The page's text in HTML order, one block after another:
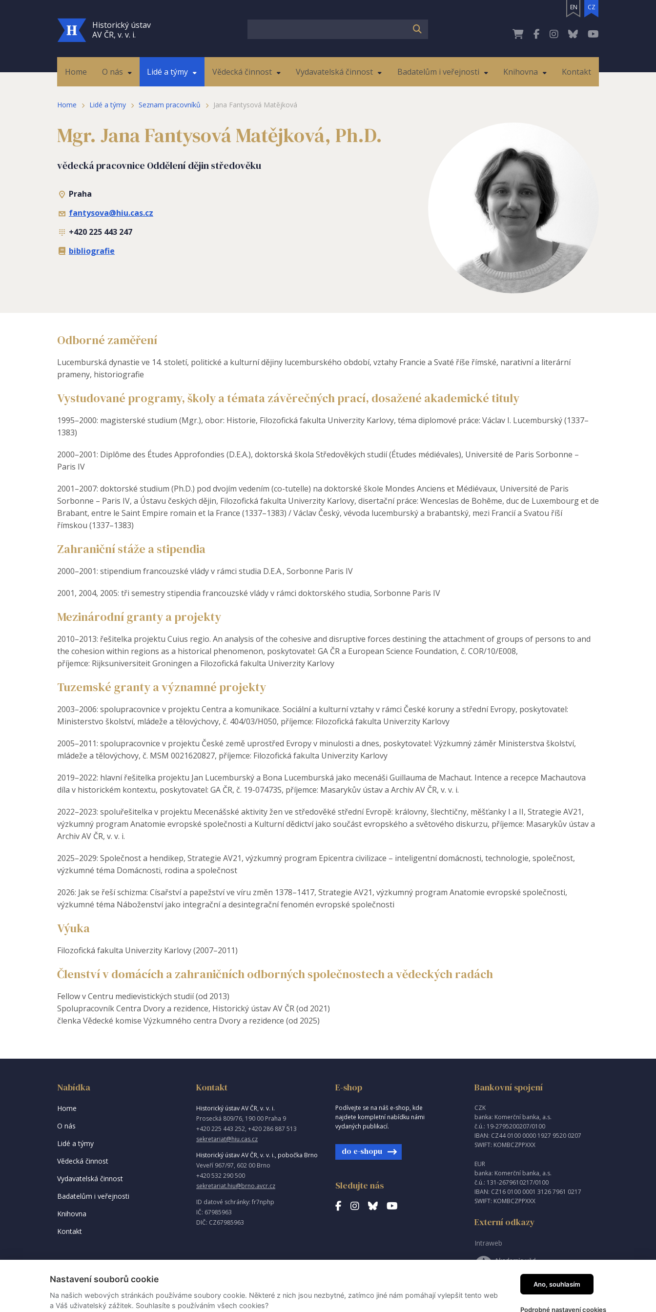
Historický ústav
AV ČR, v. v. i.
EN CZ
Home O nás Lidé a týmy Vědecká činnost Vydavatelská činnost Badatelům i veřejnosti Knihovna Kontakt
Home Lidé a týmy Seznam pracovníků Jana Fantysová Matějková
Mgr. Jana Fantysová Matějková, Ph.D.
vědecká pracovnice Oddělení dějin středověku
Praha
fantysova@hiu.cas.cz
+420 225 443 247
bibliografie
Odborné zaměření
Lucemburská dynastie ve 14. století, politické a kulturní dějiny lucemburského období, vztahy Francie a Svaté říše římské, narativní a literární
prameny, historiografie
Vystudované programy, školy a témata závěrečných prací, dosažené akademické tituly
1995–2000: magisterské studium (Mgr.), obor: Historie, Filozofická fakulta Univerzity Karlovy, téma diplomové práce: Václav I. Lucemburský (1337–
1383)
2000–2001: Diplôme des Études Approfondies (D.E.A.), doktorská škola Středověkých studií (Études médiévales), Université de Paris Sorbonne –
Paris IV
2001–2007: doktorské studium (Ph.D.) pod dvojím vedením (co-tutelle) na doktorské škole Mondes Anciens et Médiévaux, Université de Paris
Sorbonne – Paris IV, a Ústavu českých dějin, Filozofická fakulta Univerzity Karlovy, disertační práce: Wenceslas de Bohême, duc de Luxembourg et de
Brabant, entre le Saint Empire romain et la France (1337–1383) / Václav Český, vévoda lucemburský a brabantský, mezi Francií a Svatou říší
římskou (1337–1383)
Zahraniční stáže a stipendia
2000–2001: stipendium francouzské vlády v rámci studia D.E.A., Sorbonne Paris IV
2001, 2004, 2005: tři semestry stipendia francouzské vlády v rámci doktorského studia, Sorbonne Paris IV
Mezinárodní granty a projekty
2010–2013: řešitelka projektu Cuius regio. An analysis of the cohesive and disruptive forces destining the attachment of groups of persons to and
the cohesion within regions as a historical phenomenon, poskytovatel: GA ČR a European Science Foundation, č. COR/10/E008,
příjemce: Rijksuniversiteit Groningen a Filozofická fakulta Univerzity Karlovy
Tuzemské granty a významné projekty
2003–2006: spolupracovnice v projektu Centra a komunikace. Sociální a kulturní vztahy v rámci České koruny a střední Evropy, poskytovatel:
Ministerstvo školství, mládeže a tělovýchovy, č. 404/03/H050, příjemce: Filozofická fakulta Univerzity Karlovy
2005–2011: spolupracovnice v projektu České země uprostřed Evropy v minulosti a dnes, poskytovatel: Výzkumný záměr Ministerstva školství,
mládeže a tělovýchovy, č. MSM 0021620827, příjemce: Filozofická fakulta Univerzity Karlovy
2019–2022: hlavní řešitelka projektu Jan Lucemburský a Bona Lucemburská jako mecenáši Guillauma de Machaut. Intence a recepce Machautova
díla v historickém kontextu, poskytovatel: GA ČR, č. 19-07473S, příjemce: Masarykův ústav a Archiv AV ČR, v. v. i.
2022–2023: spoluřešitelka v projektu Mecenášské aktivity žen ve středověké střední Evropě: královny, šlechtičny, měšťanky I a II, Strategie AV21,
výzkumný program Anatomie evropské společnosti a Kulturní dědictví jako součást evropského a světového diskurzu, příjemce: Masarykův ústav a
Archiv AV ČR, v. v. i.
2025–2029: Společnost a hendikep, Strategie AV21, výzkumný program Epicentra civilizace – inteligentní domácnosti, technologie, společnost,
výzkumné téma Domácnosti, rodina a společnost
2026: Jak se řeší schizma: Císařství a papežství ve víru změn 1378–1417, Strategie AV21, výzkumný program Anatomie evropské společnosti,
výzkumné téma Náboženství jako integrační a desintegrační fenomén evropské společnosti
Výuka
Filozofická fakulta Univerzity Karlovy (2007–2011)
Členství v domácích a zahraničních odborných společnostech a vědeckých radách
Fellow v Centru medievistických studií (od 2013)
Spolupracovník Centra Dvory a rezidence, Historický ústav AV ČR (od 2021)
členka Vědecké komise Výzkumného centra Dvory a rezidence (od 2025)
Nabídka
Home
O nás
Lidé a týmy
Vědecká činnost
Vydavatelská činnost
Badatelům i veřejnosti
Knihovna
Kontakt
Kontakt
Historický ústav AV ČR, v. v. i.
Prosecká 809/76, 190 00 Praha 9
+420 225 443 252, +420 286 887 513
sekretariat@hiu.cas.cz
Historický ústav AV ČR, v. v. i., pobočka Brno
Veveří 967/97, 602 00 Brno
+420 532 290 500
sekretariat.hiu@brno.avcr.cz
ID datové schránky: fr7nphp
IČ: 67985963
DIČ: CZ67985963
E-shop
Podívejte se na náš e-shop, kde
najdete kompletní nabídku námi
vydaných publikací.
do e-shopu
Sledujte nás
Bankovní spojení
CZK
banka: Komerční banka, a.s.
č.ú.: 19-2795200207/0100
IBAN: CZ44 0100 0000 1927 9520 0207
SWIFT: KOMBCZPPXXX
EUR
banka: Komerční banka, a.s.
č.ú.: 131-2679610217/0100
IBAN: CZ16 0100 0001 3126 7961 0217
SWIFT: KOMBCZPPXXX
Externí odkazy
Intraweb
created by JRWN
Nastavení souborů cookie
Na našich webových stránkách používáme soubory cookie. Některé z nich jsou nezbytné, zatímco jiné nám pomáhají vylepšit tento web
a Váš uživatelský zážitek. Souhlasíte s používáním všech cookies?
Ano, souhlasím
Podrobné nastavení cookies